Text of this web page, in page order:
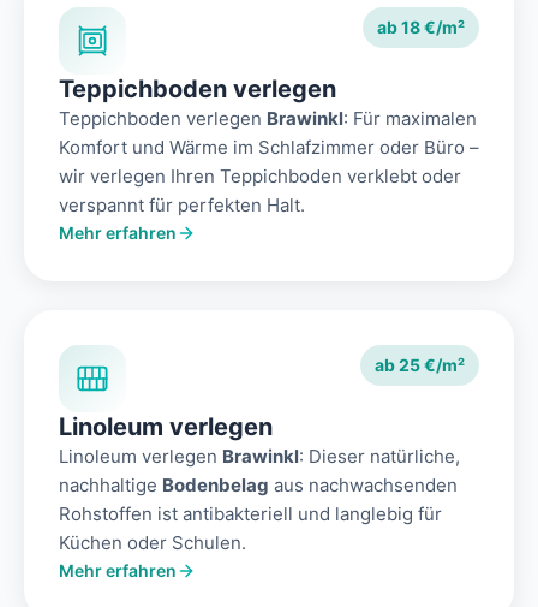
ab 18 €/m²
Teppichboden verlegen
Teppichboden verlegen Brawinkl: Für maximalen
Komfort und Wärme im Schlafzimmer oder Büro –
wir verlegen Ihren Teppichboden verklebt oder
verspannt für perfekten Halt.
Mehr erfahren
ab 25 €/m²
Linoleum verlegen
Linoleum verlegen Brawinkl: Dieser natürliche,
nachhaltige Bodenbelag aus nachwachsenden
Rohstoffen ist antibakteriell und langlebig für
Küchen oder Schulen.
Mehr erfahren